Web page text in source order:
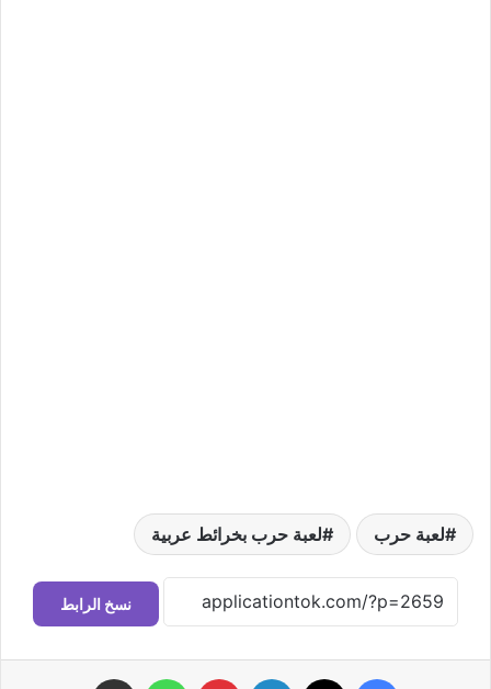
لعبة حرب لعبة حرب بخرائط عربية
نسخ الرابط
فيسبوك لينكدإن بينتيريست واتساب